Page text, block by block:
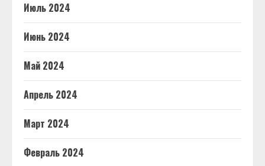
Июль 2024
Июнь 2024
Май 2024
Апрель 2024
Март 2024
Февраль 2024